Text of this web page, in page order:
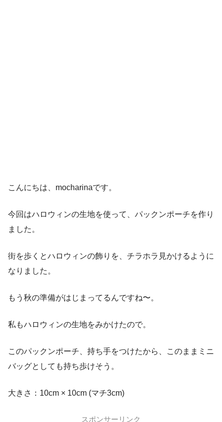
こんにちは、mocharinaです。
今回はハロウィンの生地を使って、パックンポーチを作り
ました。
街を歩くとハロウィンの飾りを、チラホラ見かけるように
なりました。
もう秋の準備がはじまってるんですね〜。
私もハロウィンの生地をみかけたので。
このパックンポーチ、持ち手をつけたから、このままミニ
バッグとしても持ち歩けそう。
大きさ：10cm × 10cm (マチ3cm)
スポンサーリンク